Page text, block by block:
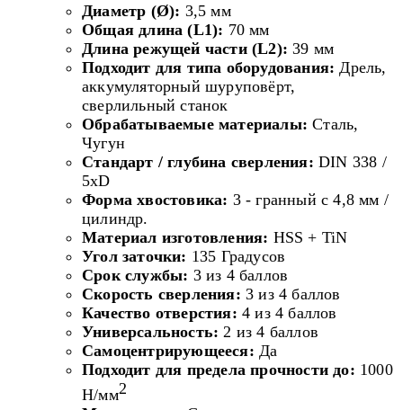
Диаметр (Ø): 3,5 мм
Общая длина (L1): 70 мм
Длина режущей части (L2): 39 мм
Подходит для типа оборудования: Дрель,
аккумуляторный шуруповёрт,
сверлильный станок
Обрабатываемые материалы: Сталь,
Чугун
Стандарт / глубина сверления: DIN 338 /
5xD
Форма хвостовика: 3 - гранный с 4,8 мм /
цилиндр.
Материал изготовления: HSS + TiN
Угол заточки: 135 Градусов
Срок службы: 3 из 4 баллов
Скорость сверления: 3 из 4 баллов
Качество отверстия: 4 из 4 баллов
Универсальность: 2 из 4 баллов
Самоцентрирующееся: Да
Подходит для предела прочности до: 1000
Н/мм2